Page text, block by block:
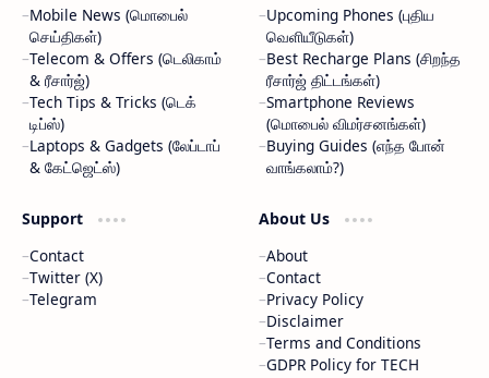
Mobile News (மொபைல்
செய்திகள்)
Telecom & Offers (டெலிகாம்
& ரீசார்ஜ்)
Tech Tips & Tricks (டெக்
டிப்ஸ்)
Laptops & Gadgets (லேப்டாப்
& கேட்ஜெட்ஸ்)
Upcoming Phones (புதிய
வெளியீடுகள்)
Best Recharge Plans (சிறந்த
ரீசார்ஜ் திட்டங்கள்)
Smartphone Reviews
(மொபைல் விமர்சனங்கள்)
Buying Guides (எந்த போன்
வாங்கலாம்?)
Support
Contact
Twitter (X)
Telegram
About Us
About
Contact
Privacy Policy
Disclaimer
Terms and Conditions
GDPR Policy for TECH